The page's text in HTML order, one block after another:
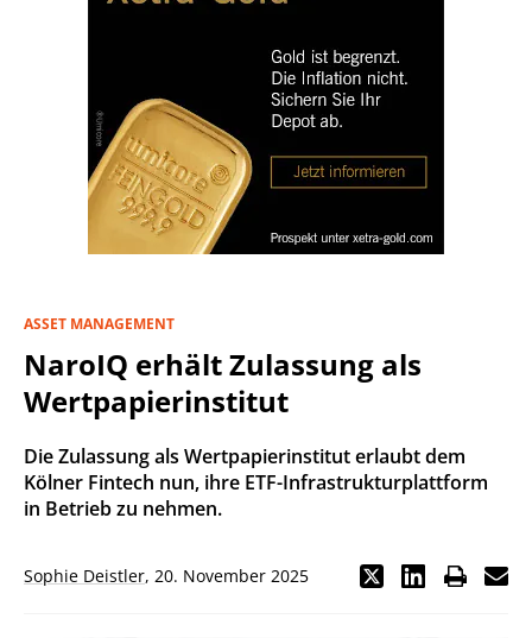
ASSET MANAGEMENT
NaroIQ erhält Zulassung als
Wertpapierinstitut
Die Zulassung als Wertpapierinstitut erlaubt dem
Kölner Fintech nun, ihre ETF-Infrastrukturplattform
in Betrieb zu nehmen.
Sophie Deistler, 20. November 2025